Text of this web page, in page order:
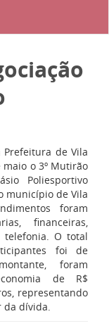
Prefeitura de Vila
o 3º Mutirão
Poliesportivo
município de Vila
foram
financeiras,
telefonia. O total
foi de
foram
de R$
representando
dívida.